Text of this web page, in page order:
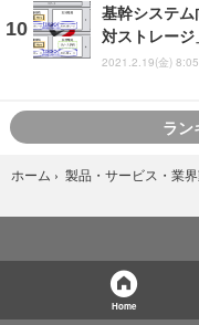
基幹システ
対ストレージ
2021.2.19(金) 8:05
ラン
ホーム › 製品・サービス・業界
Home